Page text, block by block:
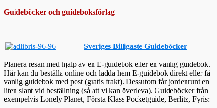
Guideböcker och guideboksförlag
Sveriges Billigaste Guideböcker
Planera resan med hjälp av en E-guidebok eller en vanlig guidebok.
Här kan du beställa online och ladda hem E-guidebok direkt eller få
vanlig guidebok med post (gratis frakt). Dessutom får jordenrunt en
liten slant vid beställning (så att vi kan överleva). Guideböcker från
exempelvis Lonely Planet, Första Klass Pocketguide, Berlitz, Fyris: